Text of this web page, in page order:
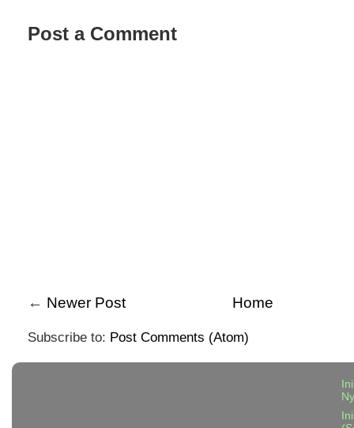
Post a Comment
← Newer Post Home
Subscribe to: Post Comments (Atom)